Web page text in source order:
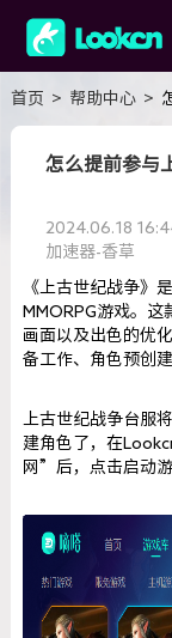
首页 > 帮助中心>
怎么提前参与
2024.06.18
加速器-香草
《上古世纪战争》
MMORPG游戏。
画面以及出色的优
备工作、角色预创
上古世纪战争台服
建角色了，在
网”后，点击启动